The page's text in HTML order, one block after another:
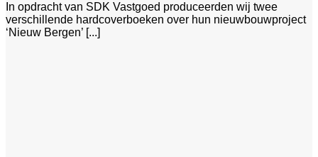
In opdracht van SDK Vastgoed produceerden wij twee
verschillende hardcoverboeken over hun nieuwbouwproject
‘Nieuw Bergen’ [...]